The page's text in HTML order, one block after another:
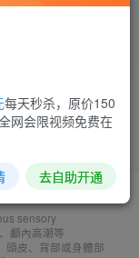
聯系客服
sensory
顱內高潮等
頭皮、背部或身體部
每天秒杀，原价150
网会限视频免费在
去自助开通